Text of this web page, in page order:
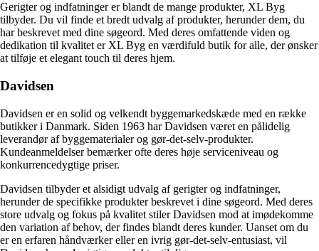
Gerigter og indfatninger er blandt de mange produkter, XL Byg
tilbyder. Du vil finde et bredt udvalg af produkter, herunder dem, du
har beskrevet med dine søgeord. Med deres omfattende viden og
dedikation til kvalitet er XL Byg en værdifuld butik for alle, der ønsker
at tilføje et elegant touch til deres hjem.
Davidsen
Davidsen er en solid og velkendt byggemarkedskæde med en række
butikker i Danmark. Siden 1963 har Davidsen været en pålidelig
leverandør af byggematerialer og gør-det-selv-produkter.
Kundeanmeldelser bemærker ofte deres høje serviceniveau og
konkurrencedygtige priser.
Davidsen tilbyder et alsidigt udvalg af gerigter og indfatninger,
herunder de specifikke produkter beskrevet i dine søgeord. Med deres
store udvalg og fokus på kvalitet stiler Davidsen mod at imødekomme
den variation af behov, der findes blandt deres kunder. Uanset om du
er en erfaren håndværker eller en ivrig gør-det-selv-entusiast, vil